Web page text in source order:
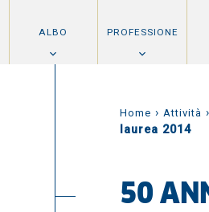
ALBO PROFESSIONE
Home › Attività ›
laurea 2014
50